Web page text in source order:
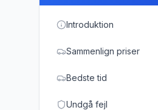
Introduktion
Sammenlign priser
Bedste tid
Undgå fejl